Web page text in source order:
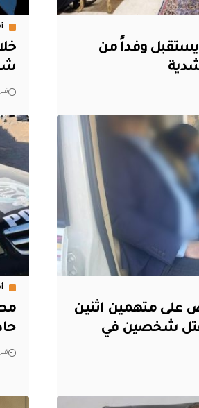
وفداً من
على متهمين اثنين
شخصين في
قبل 3